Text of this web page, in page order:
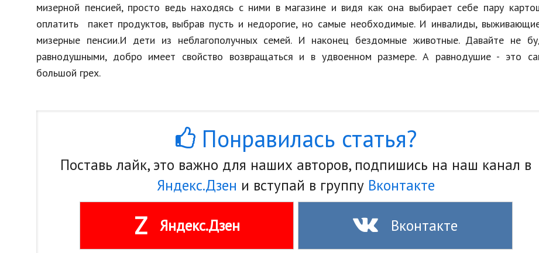
мизерной пенсией, просто ведь находясь с ними в магазине и видя как она выбирает себе пару
оплатить пакет продуктов, выбрав пусть и недорогие, но самые необходимые. И инвалиды,
мизерные пенсии.И дети из неблагополучных семей. И наконец бездомные животные. Давайте не
равнодушными, добро имеет свойство возвращаться и в удвоенном размере. А равнодушие - это
большой грех.
Понравилась статья?
Поставь лайк, это важно для наших авторов, подпишись на наш канал в
Яндекс.Дзен и вступай в группу Вконтакте
Z Яндекс.Дзен Вконтакте